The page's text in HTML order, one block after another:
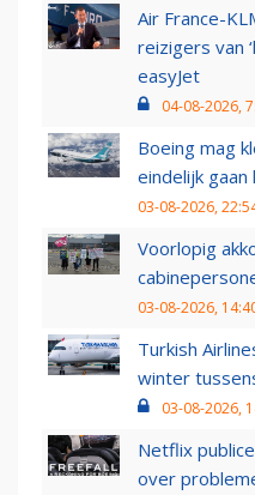
Air France-
reizigers van
easyJet
04-08-2026,
Boeing mag
eindelijk gaan
03-08-2026,
Voorlopig
03-08-2026,
Turkish
winter
03-08-2026,
Netflix
over